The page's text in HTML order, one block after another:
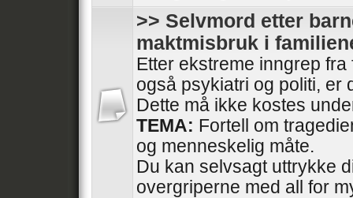
>> Selvmord etter
maktmisbruk i
Etter ekstreme inngrep
også psykiatri og politi, er
Dette må ikke kostes
TEMA: Fortell om
og menneskelig måte.
Du kan selvsagt uttrykke
overgriperne med all for